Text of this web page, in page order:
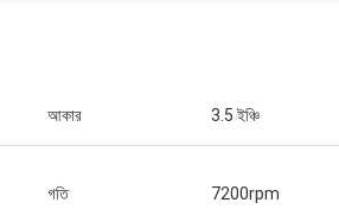
আকার 3.5 ইঞ্চি
গতি 7200rpm